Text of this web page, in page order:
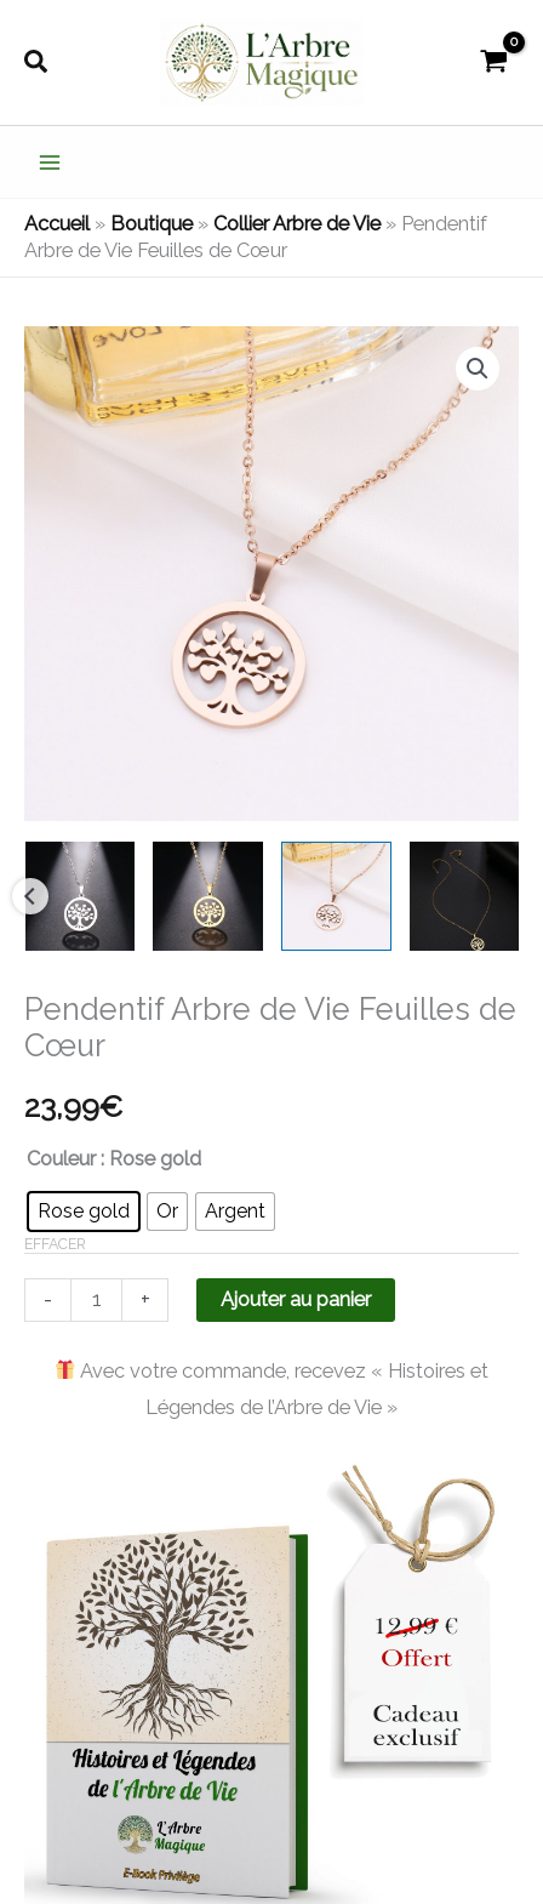
Rechercher
Accueil» Boutique» Collier Arbre de Vie» Pendentif
Arbre de Vie Feuilles de Cœur
Pendentif Arbre de Vie Feuilles de
Cœur
23,99€
Couleur : Rose gold
Rose gold Or Argent
EFFACER
-
quantité
de
Pendentif
+ Ajouter au panier
Avec votre commande, recevez « Histoires et
Légendes de l’Arbre de Vie »